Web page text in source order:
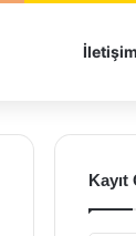
İletişim
Kayıt